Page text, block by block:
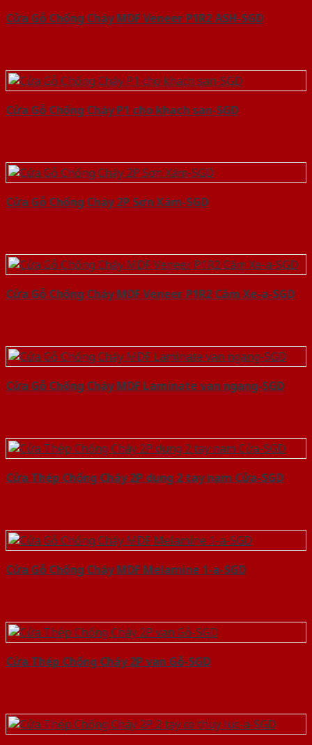
Cửa Gỗ Chống Cháy MDF Veneer P1R2 ASH-SGD
Cửa Gỗ Chống Cháy P1 cho khach san-SGD
Cửa Gỗ Chống Cháy 2P Sơn Xám-SGD
Cửa Gỗ Chống Cháy MDF Veneer P1R2 Căm Xe-a-SGD
Cửa Gỗ Chống Cháy MDF Laminate van ngang-SGD
Cửa Thép Chống Cháy 2P dung 2 tay nam Cửa-SGD
Cửa Gỗ Chống Cháy MDF Melamine 1-a-SGD
Cửa Thép Chống Cháy 2P van Gỗ-SGD